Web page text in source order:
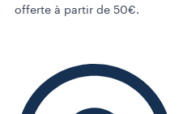
offerte à partir de 50€.